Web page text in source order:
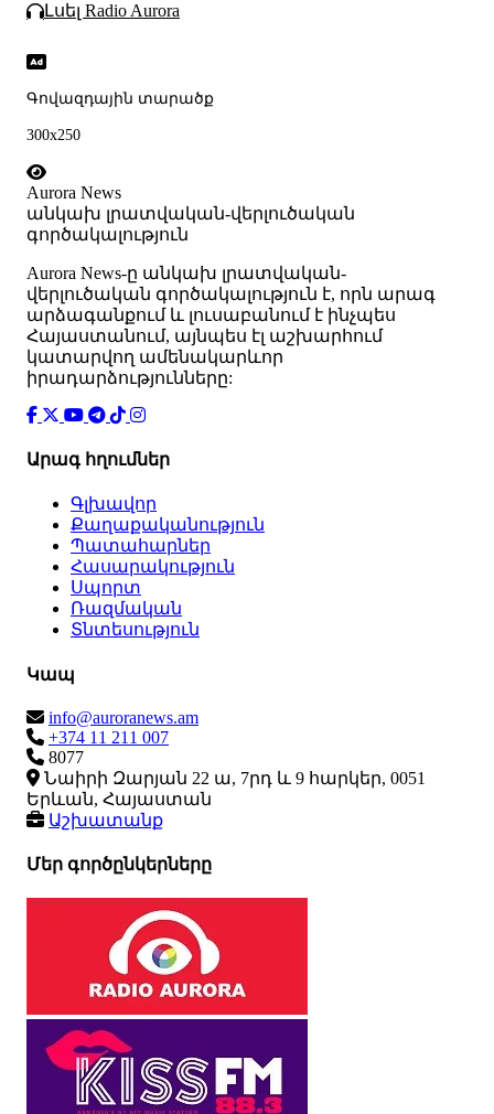
Լսել Radio Aurora
Գովազդային տարածք
300x250
Aurora News
անկախ լրատվական-վերլուծական
գործակալություն
Аurora News-ը անկախ լրատվական-
վերլուծական գործակալություն է, որն արագ
արձագանքում և լուսաբանում է ինչպես
Հայաստանում, այնպես էլ աշխարհում
կատարվող ամենակարևոր
իրադարձությունները:
Արագ հղումներ
Գլխավոր
Քաղաքականություն
Պատահարներ
Հասարակություն
Սպորտ
Ռազմական
Տնտեսություն
Կապ
info@auroranews.am
+374 11 211 007
8077
Նաիրի Զարյան 22 ա, 7րդ և 9 հարկեր, 0051
Երևան, Հայաստան
Աշխատանք
Մեր գործընկերները